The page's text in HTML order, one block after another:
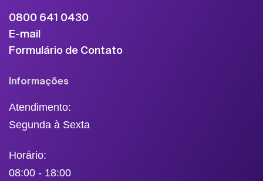
0800 641 0430
E-mail
Formulário de Contato
Informações
Atendimento:
Segunda à Sexta
Horário:
08:00 - 18:00